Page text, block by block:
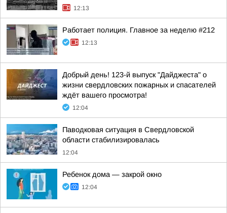
12:13
Работает полиция. Главное за неделю #212
12:13
Добрый день! 123-й выпуск "Дайджеста" о
жизни свердловских пожарных и спасателей
ждёт вашего просмотра!
12:04
Паводковая ситуация в Свердловской
области стабилизировалась
12:04
Ребенок дома — закрой окно
12:04